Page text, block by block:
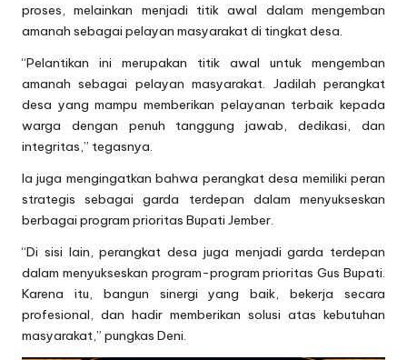
proses, melainkan menjadi titik awal dalam mengemban
amanah sebagai pelayan masyarakat di tingkat desa.
“Pelantikan ini merupakan titik awal untuk mengemban
amanah sebagai pelayan masyarakat. Jadilah perangkat
desa yang mampu memberikan pelayanan terbaik kepada
warga dengan penuh tanggung jawab, dedikasi, dan
integritas,” tegasnya.
Ia juga mengingatkan bahwa perangkat desa memiliki peran
strategis sebagai garda terdepan dalam menyukseskan
berbagai program prioritas Bupati Jember.
“Di sisi lain, perangkat desa juga menjadi garda terdepan
dalam menyukseskan program-program prioritas Gus Bupati.
Karena itu, bangun sinergi yang baik, bekerja secara
profesional, dan hadir memberikan solusi atas kebutuhan
masyarakat,” pungkas Deni.